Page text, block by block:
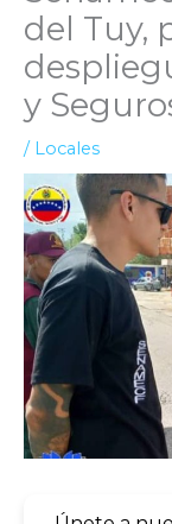
del Tuy,
y
/ Locales